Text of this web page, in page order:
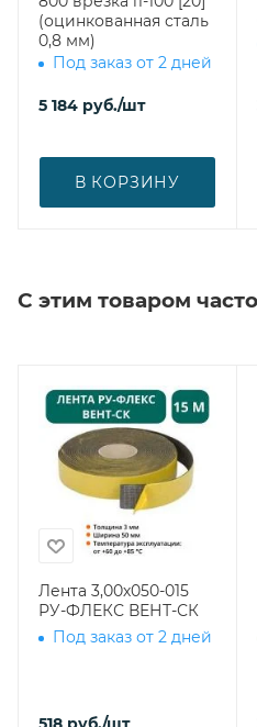
(оцинкованная сталь
0,8 мм)
Под заказ от 2 дней
5 184 руб./шт
В КОРЗИНУ
С этим товаром
Лента 3,00х050-015
РУ-ФЛЕКС ВЕНТ-СК
Под заказ от 2 дней